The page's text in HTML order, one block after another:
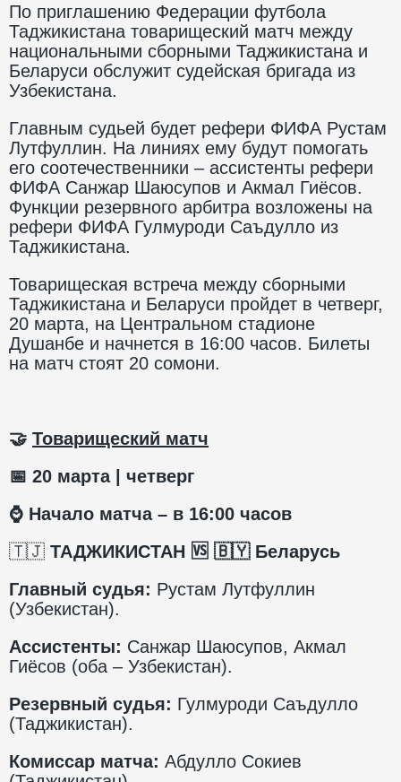
По приглашению Федерации футбола
Таджикистана товарищеский матч между
национальными сборными Таджикистана и
Беларуси обслужит судейская бригада из
Узбекистана.
Главным судьей будет рефери ФИФА Рустам
Лутфуллин. На линиях ему будут помогать
его соотечественники – ассистенты рефери
ФИФА Санжар Шаюсупов и Акмал Гиёсов.
Функции резервного арбитра возложены на
рефери ФИФА Гулмуроди Саъдулло из
Таджикистана.
Товарищеская встреча между сборными
Таджикистана и Беларуси пройдет в четверг,
20 марта, на Центральном стадионе
Душанбе и начнется в 16:00 часов. Билеты
на матч стоят 20 сомони.
🤝 Товарищеский матч
📅 20 марта | четверг
⌚ ️ Начало матча – в 16:00 часов
🇹🇯 ТАДЖИКИСТАН 🆚 🇧🇾Беларусь
Главный судья: Рустам Лутфуллин
(Узбекистан).
Ассистенты: Санжар Шаюсупов, Акмал
Гиёсов (оба – Узбекистан).
Резервный судья: Гулмуроди Саъдулло
(Таджикистан).
Комиссар матча: Абдулло Сокиев